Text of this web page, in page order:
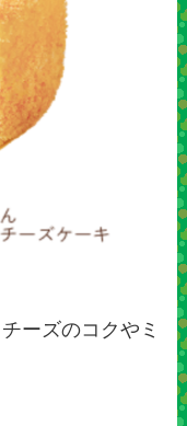
ーズのコクやミ